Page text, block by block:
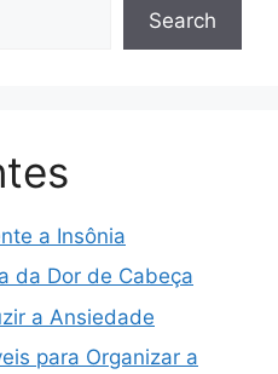
Search
a Insônia
da Dor de Cabeça
a Ansiedade
para Organizar a